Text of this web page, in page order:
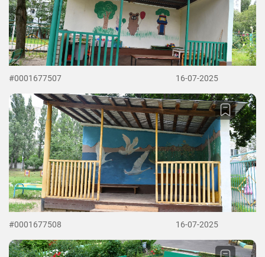
#0001677507 16-07-2025
#0001677508 16-07-2025